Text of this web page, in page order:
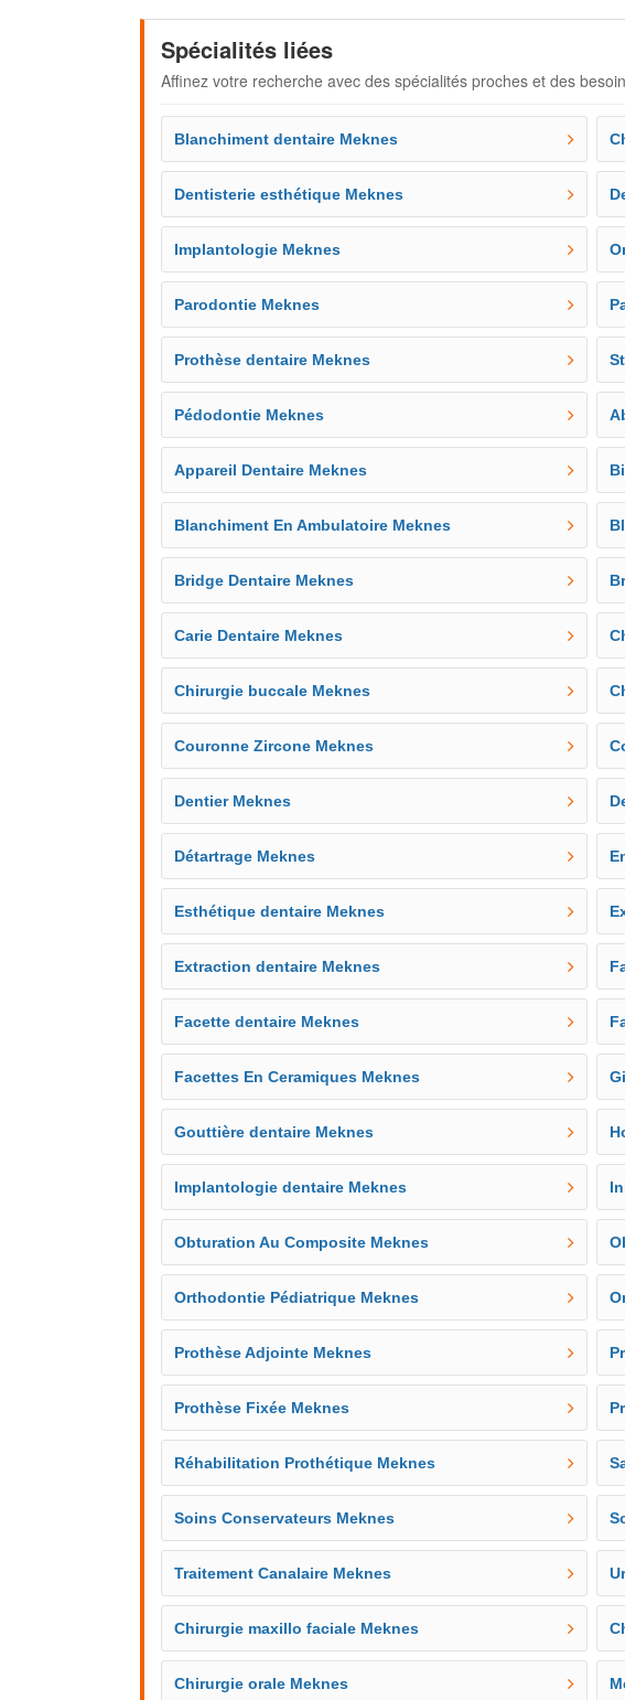
Spécialités liées
Affinez votre recherche avec des spécialités proches et des
Blanchiment dentaire Meknes
Dentisterie esthétique Meknes
Implantologie Meknes
Parodontie Meknes
Prothèse dentaire Meknes
Pédodontie Meknes
Appareil Dentaire Meknes
Blanchiment En Ambulatoire Meknes
Bridge Dentaire Meknes
Carie Dentaire Meknes
Chirurgie buccale Meknes
Couronne Zircone Meknes
Dentier Meknes
Détartrage Meknes
Esthétique dentaire Meknes
Extraction dentaire Meknes
Facette dentaire Meknes
Facettes En Ceramiques Meknes
Gouttière dentaire Meknes
Implantologie dentaire Meknes
Obturation Au Composite Meknes
Orthodontie Pédiatrique Meknes
Prothèse Adjointe Meknes
Prothèse Fixée Meknes
Réhabilitation Prothétique Meknes
Soins Conservateurs Meknes
Traitement Canalaire Meknes
Chirurgie maxillo faciale Meknes
Chirurgie orale Meknes